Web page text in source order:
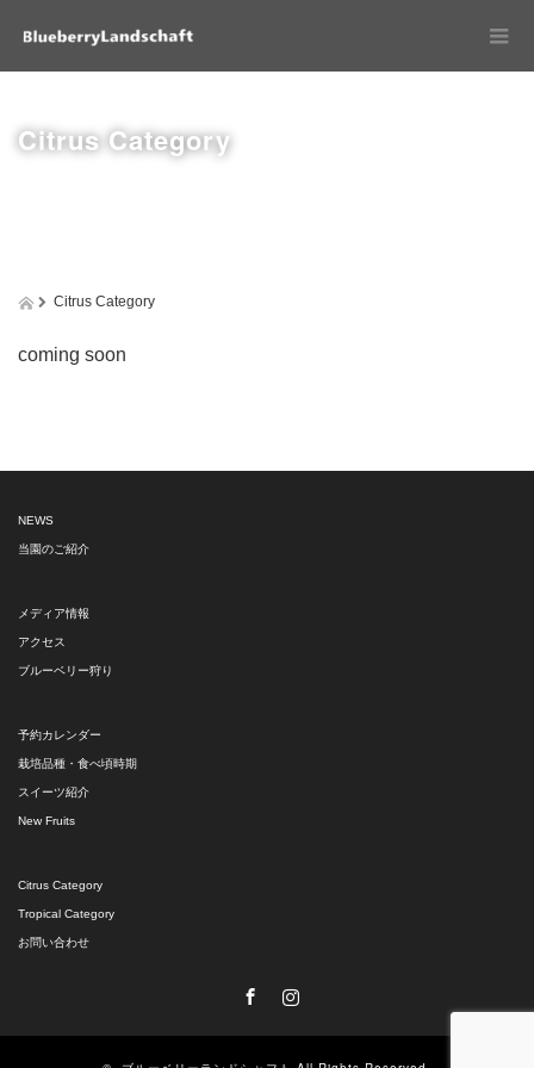
Citrus Category
Citrus Category
coming soon
NEWS
当園のご紹介
メディア情報
アクセス
ブルーベリー狩り
予約カレンダー
栽培品種・食べ頃時期
スイーツ紹介
New Fruits
Citrus Category
Tropical Category
お問い合わせ